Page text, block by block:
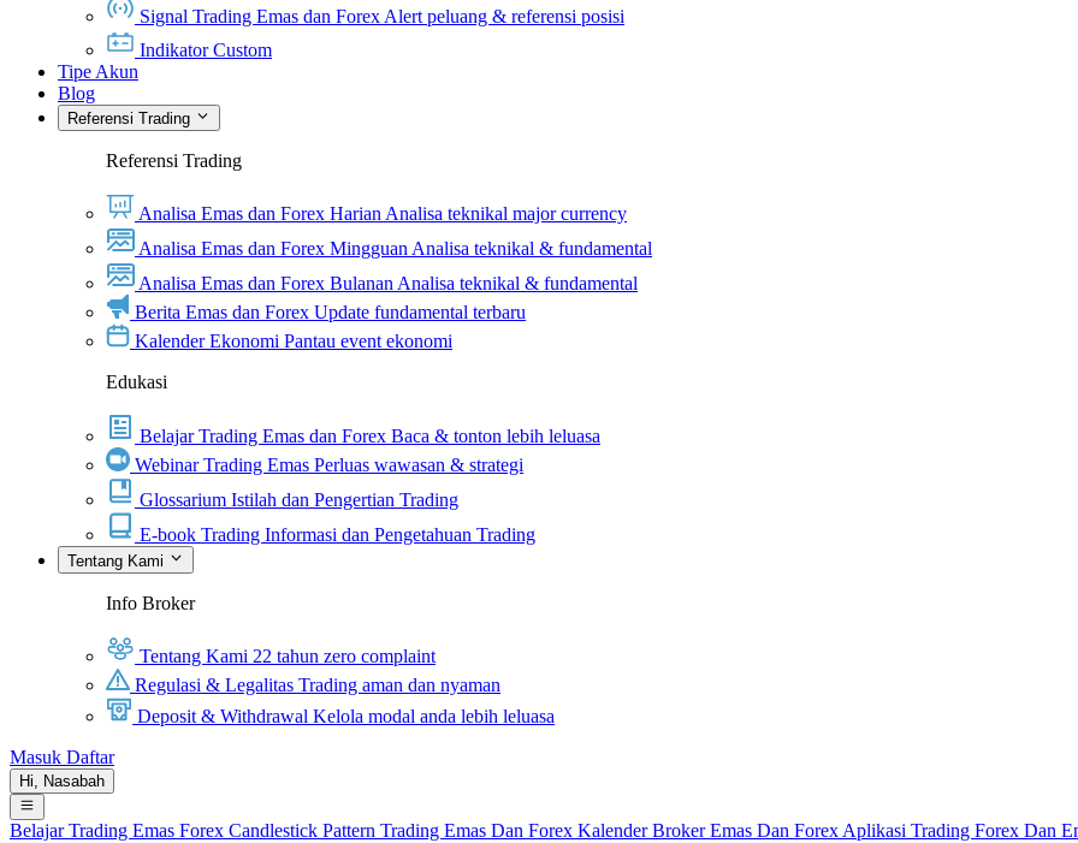
Signal Trading Emas dan Forex Alert peluang & referensi posisi
Indikator Custom
Tipe Akun
Blog
Referensi Trading
Referensi Trading
Analisa Emas dan Forex HarianAnalisa teknikal major currency
Analisa Emas dan Forex MingguanAnalisa teknikal & fundamental
Analisa Emas dan Forex BulananAnalisa teknikal & fundamental
Berita Emas dan Forex Update fundamental terbaru
Kalender Ekonomi Pantau event ekonomi
Edukasi
Belajar Trading Emas dan Forex Baca & tonton lebih leluasa
Webinar Trading Emas Perluas wawasan & strategi
Glossarium Istilah dan Pengertian Trading
E-book Trading Informasi dan Pengetahuan Trading
Tentang Kami
Info Broker
Tentang Kami 22 tahun zero complaint
Regulasi & Legalitas Trading aman dan nyaman
Deposit & Withdrawal Kelola modal anda lebih leluasa
Masuk Daftar
Hi, Nasabah
Belajar Trading Emas Forex Candlestick Pattern Trading Emas Dan Forex KalenderBroker Emas Dan Forex Aplikasi Trading Forex Dan